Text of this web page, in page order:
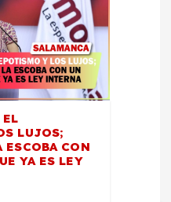
EL
LUJOS;
ESCOBA CON
YA ES LEY